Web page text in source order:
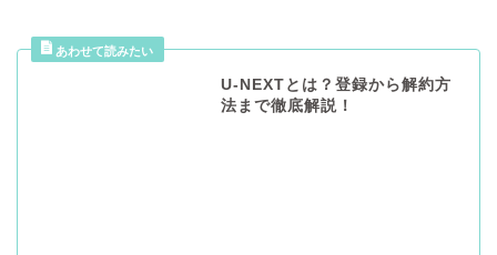
U-NEXTとは？登録から解約方
法まで徹底解説！